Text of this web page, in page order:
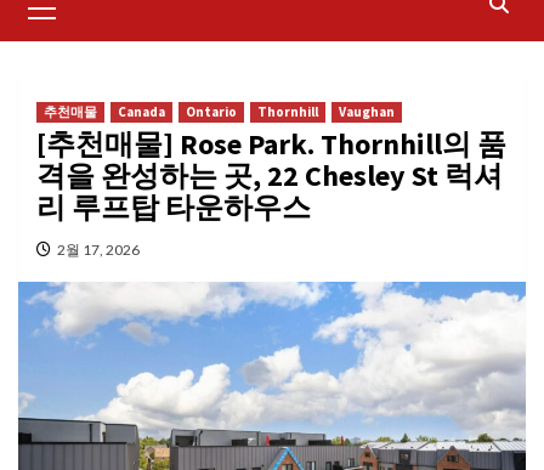
Menu
추천매물 Canada Ontario Thornhill Vaughan
[추천매물] Rose Park. Thornhill의 품
격을 완성하는 곳, 22 Chesley St 럭셔
리 루프탑 타운하우스
2월 17, 2026